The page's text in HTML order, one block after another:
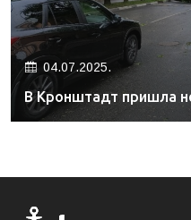
04.07.2025.
В Кронштадт пришла